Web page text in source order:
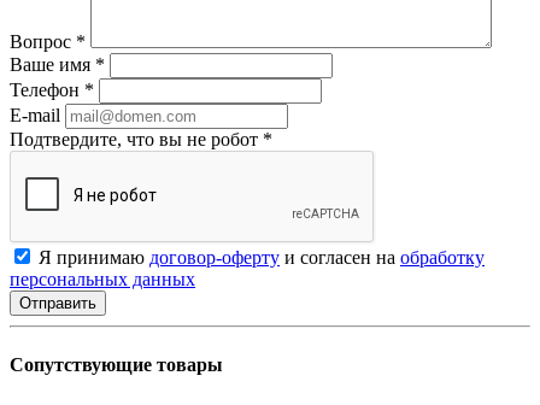
Вопрос *
Ваше имя *
Телефон *
E-mail
Подтвердите, что вы не робот *
Я принимаю договор-оферту и согласен на обработку
персональных данных
Сопутствующие товары